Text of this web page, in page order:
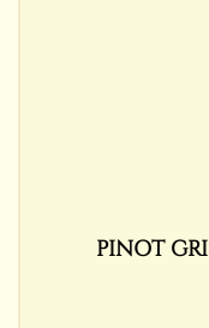
PINOT